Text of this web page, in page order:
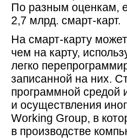
По разным оценкам,
2,7 млрд. смарт-карт.
На смарт-карту
чем на карту,
легко
записанной на них.
программной средой
и осуществления
Working Group, в
в производстве